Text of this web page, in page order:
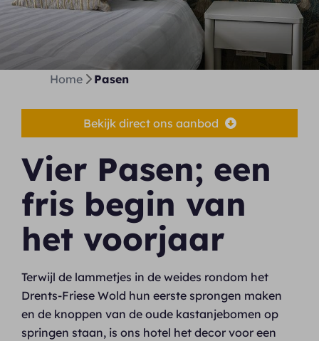
Home Pasen
Bekijk direct ons aanbod
Vier Pasen; een
fris begin van
het voorjaar
Terwijl de lammetjes in de weides rondom het
Drents-Friese Wold hun eerste sprongen maken
en de knoppen van de oude kastanjebomen op
springen staan, is ons hotel het decor voor een